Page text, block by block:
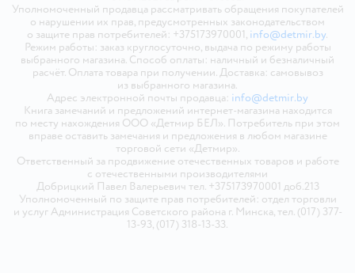
Уполномоченный продавца рассматривать обращения покупателей
о нарушении их прав, предусмотренных законодательством
о защите прав потребителей: +375173970001, info@detmir.by.
Режим работы: заказ круглосуточно, выдача по режиму работы
выбранного магазина. Способ оплаты: наличный и безналичный
расчёт. Оплата товара при получении. Доставка: самовывоз
из выбранного магазина.
Адрес электронной почты продавца: info@detmir.by
Книга замечаний и предложений интернет-магазина находится
по месту нахождения ООО «Детмир БЕЛ». Потребитель при этом
вправе оставить замечания и предложения в любом магазине
торговой сети «Детмир».
Ответственный за продвижение отечественных товаров и работе
с отечественными производителями
Добрицкий Павел Валерьевич тел. +375173970001 доб.213
Уполномоченный по защите прав потребителей: отдел торговли
и услуг Администрация Советского района г. Минска, тел. (017) 377-
13-93, (017) 318-13-33.